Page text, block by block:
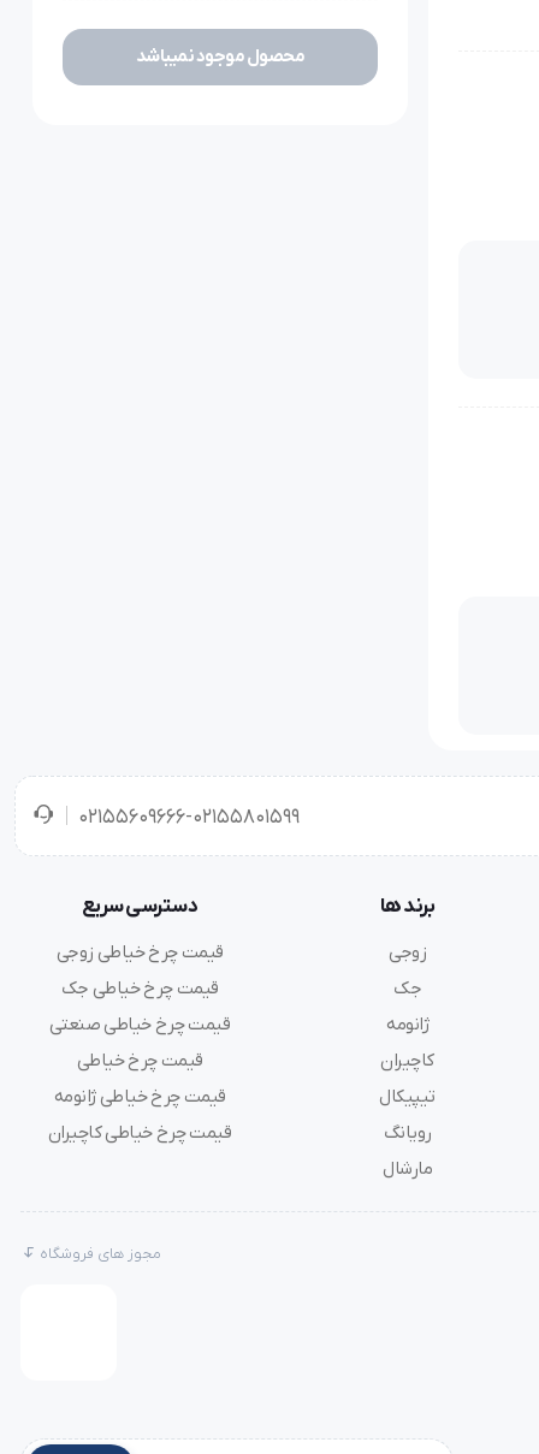
محصول موجود نمیباشد
02155609666-02155801599
برند ها
زوجی
جک
ژانومه
کاچیران
تیپیکال
رویانگ
مارشال
دسترسی سریع
قیمت چرخ خیاطی زوجی
قیمت چرخ خیاطی جک
قیمت چرخ خیاطی صنعتی
قیمت چرخ خیاطی
قیمت چرخ خیاطی ژانومه
قیمت چرخ خیاطی کاچیران
مجوز های فروشگاه